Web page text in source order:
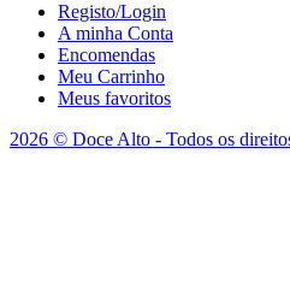
Registo/Login
A minha Conta
Encomendas
Meu Carrinho
Meus favoritos
2026 © Doce Alto - Todos os